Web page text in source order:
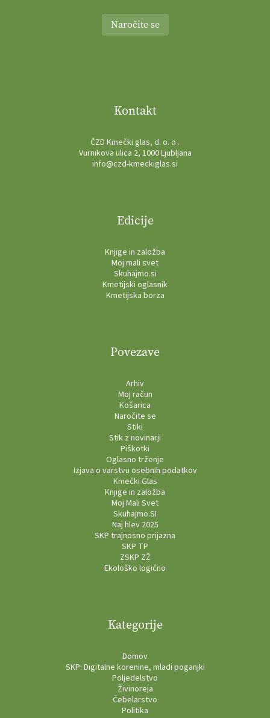
Naročite se
Kontakt
ČZD Kmečki glas, d. o. o .
Vurnikova ulica 2, 1000 Ljubljana
info@czd-kmeckiglas.si
Edicije
Knjige in založba
Moj mali svet
Skuhajmo.si
Kmetijski oglasnik
Kmetijska borza
Povezave
Arhiv
Moj račun
Košarica
Naročite se
Stiki
Stik z novinarji
Piškotki
Oglasno trženje
Izjava o varstvu osebnih podatkov
Kmečki Glas
Knjige in založba
Moj Mali Svet
Skuhajmo.SI
Naj hlev 2025
SKP trajnosno prijazna
SKP TP
ZSKP ZŽ
Ekološko logično
Kategorije
Domov
SKP: Digitalne korenine, mladi poganjki
Poljedelstvo
Živinoreja
Čebelarstvo
Politika